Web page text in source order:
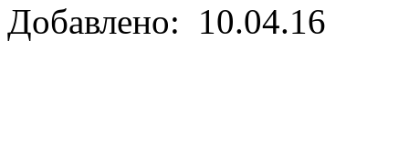
Добавлено: 10.04.16